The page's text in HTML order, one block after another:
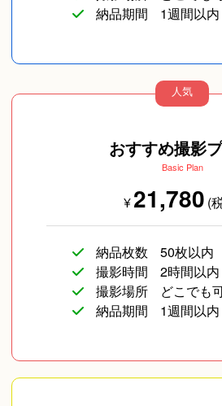
納品期間
1週間以内
人気
おすすめ撮影
Basic Plan
¥21,780 (
納品枚数
50枚以内
撮影時間
2時間以内
撮影場所
どこでも
納品期間
1週間以内